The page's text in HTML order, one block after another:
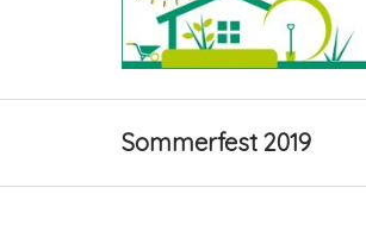
Sommerfest 2019